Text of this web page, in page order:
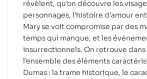
révèlent, qu’on découvre les
personnages, l’histoire d’amour
Mary se voit compromise par des
temps qui manque, et les
insurrectionnels. On retrouve dans
l’ensemble des éléments
Dumas : la trame historique, le